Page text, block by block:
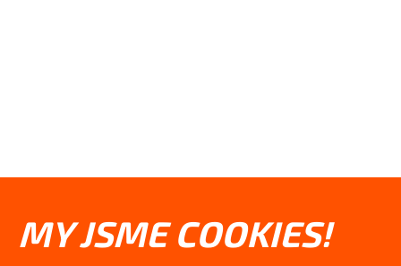
MY JSME COOKIES!